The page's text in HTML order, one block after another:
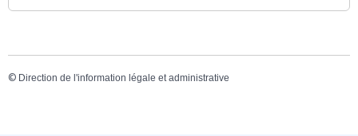
© Direction de l'information légale et administrative